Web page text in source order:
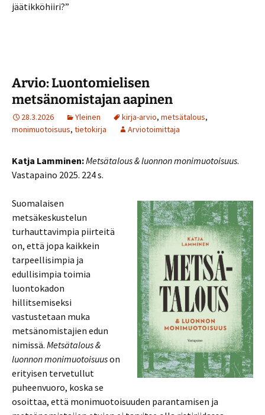
jäätikköhiiri?”
Arvio: Luontomielisen
metsänomistajan aapinen
28.3.2026 Yleinen kirja-arvio, metsätalous,
monimuotoisuus, tietokirja Arviotoimittaja
Katja Lamminen:Metsätalous & luonnon monimuotoisuus.
Vastapaino 2025. 224 s.
Suomalaisen
metsäkeskustelun
turhauttavimpia piirteitä
on, että jopa kaikkein
tarpeellisimpia ja
edullisimpia toimia
luontokadon
hillitsemiseksi
vastustetaan muka
metsänomistajien edun
nimissä. Metsätalous &
luonnon monimuotoisuuson
erityisen tervetullut
puheenvuoro, koska se
osoittaa, että monimuotoisuuden parantamisen ja